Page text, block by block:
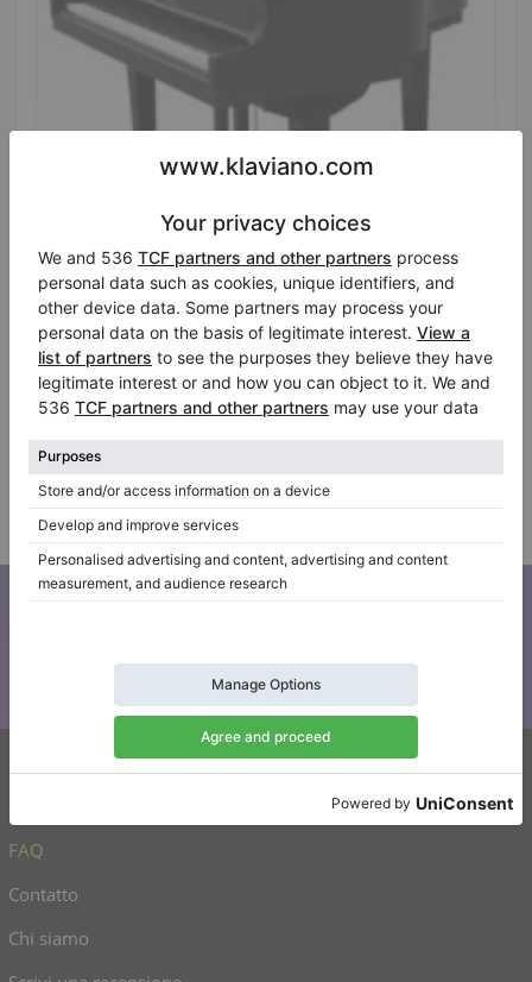
Prezzo di vendita:
$14,880.69
Hot
Nuovo Ed. Mendelson 150 Studio — pianoforte a
coda compatto da 150 cm
Lunghezza:4′11″
Stato:Germania
Città:Oberthulba
Azienda/Venditore
verificato
Iscriviti alla nostra newsletter
FAQ
Contatto
Chi siamo